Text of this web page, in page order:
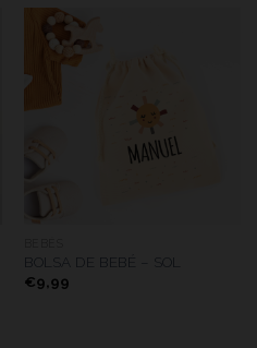
BOLSA DE BEBÉ – SOL
€9,99